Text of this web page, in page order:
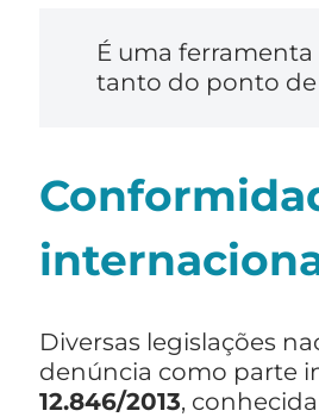
É uma
tanto do ponto de
Diversas legislações
denúncia como parte
12.846/2013,